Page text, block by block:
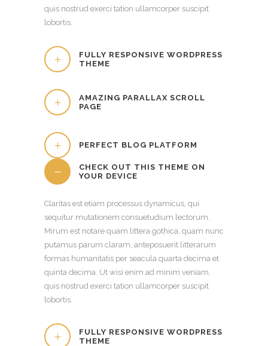
quis nostrud exerci tation ullamcorper suscipit
lobortis.
FULLY RESPONSIVE WORDPRESS
THEME
AMAZING PARALLAX SCROLL
PAGE
PERFECT BLOG PLATFORM
CHECK OUT THIS THEME ON
YOUR DEVICE
Claritas est etiam processus dynamicus, qui
sequitur mutationem consuetudium lectorum.
Mirum est notare quam littera gothica, quam nunc
putamus parum claram, anteposuerit litterarum
formas humanitatis per seacula quarta decima et
quinta decima. Ut wisi enim ad minim veniam,
quis nostrud exerci tation ullamcorper suscipit
lobortis.
FULLY RESPONSIVE WORDPRESS
THEME